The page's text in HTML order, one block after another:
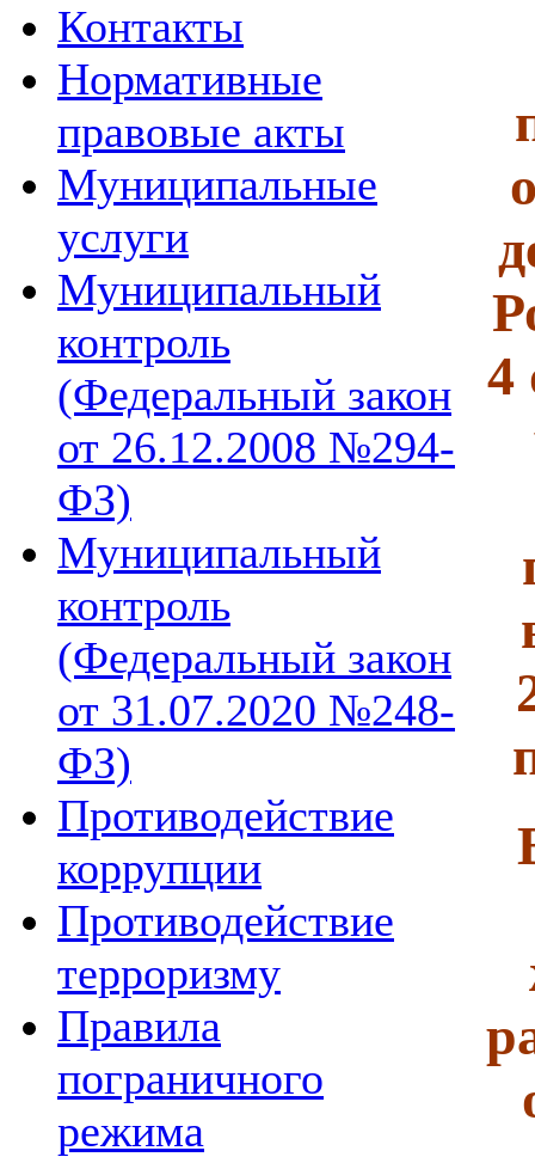
Контакты
Нормативные
правовые акты
Муниципальные
услуги
Муниципальный
контроль
(Федеральный закон
от 26.12.2008 №294-
ФЗ)
Муниципальный
контроль
(Федеральный закон
от 31.07.2020 №248-
ФЗ)
Противодействие
коррупции
Противодействие
терроризму
Правила
пограничного
режима
4